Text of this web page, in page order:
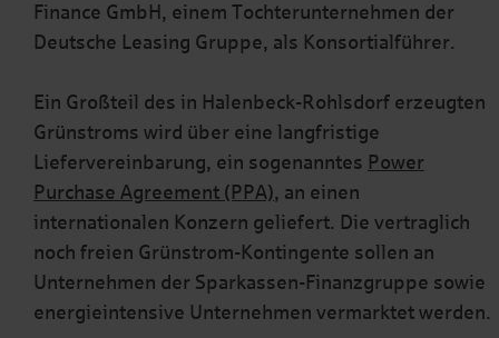
Finance GmbH, einem Tochterunternehmen der
Deutsche Leasing Gruppe, als Konsortialführer.
Ein Großteil des in Halenbeck-Rohlsdorf erzeugten
Grünstroms wird über eine langfristige
Liefervereinbarung, ein sogenanntes Power
Purchase Agreement (PPA), an einen
internationalen Konzern geliefert. Die vertraglich
noch freien Grünstrom-Kontingente sollen an
Unternehmen der Sparkassen-Finanzgruppe sowie
energieintensive Unternehmen vermarktet werden.